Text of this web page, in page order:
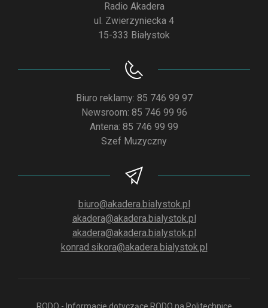
Radio Akadera
ul. Zwierzyniecka 4
15-333 Białystok
Biuro reklamy: 85 746 99 97
Newsroom: 85 746 99 96
Antena: 85 746 99 99
Szef Muzyczny
biuro@akadera.bialystok.pl
akadera@akadera.bialystok.pl
akadera@akadera.bialystok.pl
konrad.sikora@akadera.bialystok.pl